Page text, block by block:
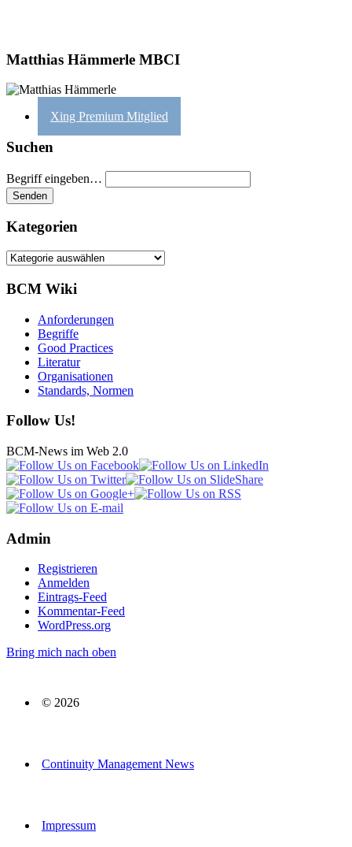
Matthias Hämmerle MBCI
Xing Premium Mitglied
Suchen
Begriff eingeben…
Kategorien
Kategorien
BCM Wiki
Anforderungen
Begriffe
Good Practices
Literatur
Organisationen
Standards, Normen
Follow Us!
BCM-News im Web 2.0
Admin
Registrieren
Anmelden
Eintrags-Feed
Kommentar-Feed
WordPress.org
Bring mich nach oben
© 2026
Continuity Management News
Impressum